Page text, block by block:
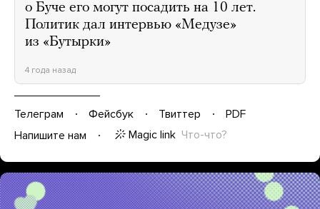
о Буче его могут посадить на 10 лет.
Политик дал интервью «Медузе»
из «Бутырки»
4 года назад
Телеграм Фейсбук Твиттер
PDF
Напишите нам
Magic link Что-что?